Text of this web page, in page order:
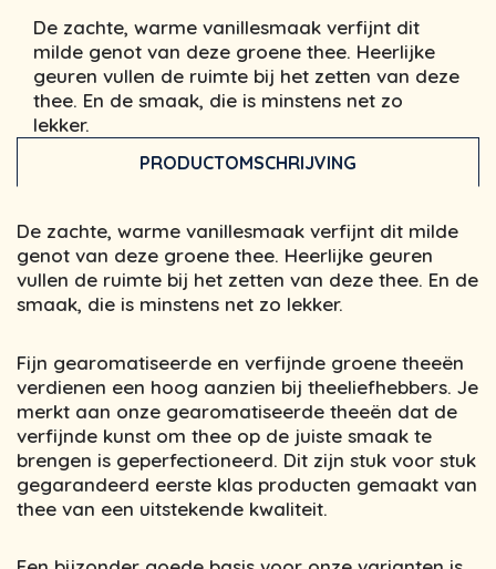
De zachte, warme vanillesmaak verfijnt dit
milde genot van deze groene thee. Heerlijke
geuren vullen de ruimte bij het zetten van deze
thee. En de smaak, die is minstens net zo
lekker.
PRODUCTOMSCHRIJVING
De zachte, warme vanillesmaak verfijnt dit milde
genot van deze groene thee. Heerlijke geuren
vullen de ruimte bij het zetten van deze thee. En de
smaak, die is minstens net zo lekker.
Fijn gearomatiseerde en verfijnde groene theeën
verdienen een hoog aanzien bij theeliefhebbers. Je
merkt aan onze gearomatiseerde theeën dat de
verfijnde kunst om thee op de juiste smaak te
brengen is geperfectioneerd. Dit zijn stuk voor stuk
gegarandeerd eerste klas producten gemaakt van
thee van een uitstekende kwaliteit.